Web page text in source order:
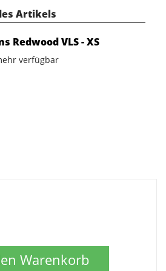
Artikels
Redwood VLS - XS
verfügbar
Warenkorb